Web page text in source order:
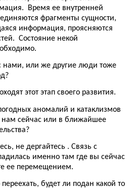
Время ее внутренней
фрагменты сущности,
информация, проясняются
Состояние некой
нами, или же другие люди тоже
этот этап своего развития.
аномалий и катаклизмов
нам сейчас или в ближайшее
не дергайтесь . Связь с
именно там где вы сейчас
ее перемещением.
будет ли подан какой то